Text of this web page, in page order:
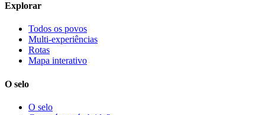
Explorar
Todos os povos
Multi-experiências
Rotas
Mapa interativo
O selo
O selo